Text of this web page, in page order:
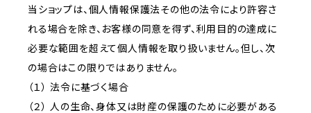
当ショップは、個人情報保護法その他の法令により許容さ
れる場合を除き、お客様の同意を得ず、利用目的の達成に
必要な範囲を超えて個人情報を取り扱いません。但し、次
の場合はこの限りではありません。
（１） 法令に基づく場合
（２） 人の生命、身体又は財産の保護のために必要がある